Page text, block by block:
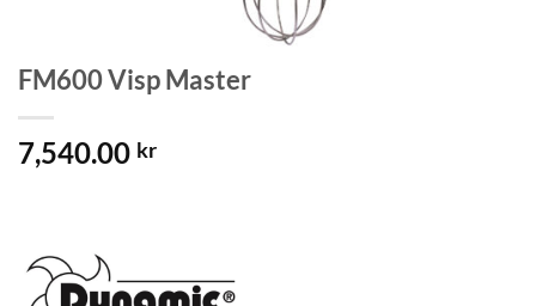
FM600 Visp Master
7,540.00 kr